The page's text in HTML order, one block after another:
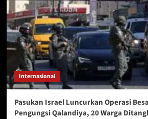
Internasional
Pasukan Israel Luncurkan Operasi
Pengungsi Qalandiya, 20 Warga